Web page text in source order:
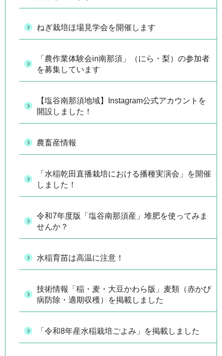
ねぎ栽培ほ場見学会を開催します
「農作業体験会in南那須」（にら・梨）の参加者
を募集しています
【塩谷南那須地域】Instagram公式アカウントを
開設しました！
農畜産情報
「水稲乾田直播栽培における播種実演会」を開催
しました！
令和7年度版「塩谷南那須産」堆肥を使ってみま
せんか？
水稲育苗は高温に注意！
技術情報「稲・麦・大豆かわら版」麦類（赤かび
病防除・適期収穫）を掲載しました
「令和8年産水稲栽培ごよみ」を掲載しました